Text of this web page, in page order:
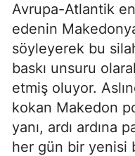
Avrupa-Atlantik
edenin
söyleyerek bu
baskı unsuru
etmiş oluyor.
kokan Makedon
yanı, ardı ardına
her gün bir yenisi